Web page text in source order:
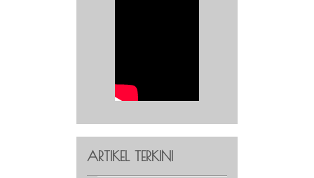
ARTIKEL TERKINI